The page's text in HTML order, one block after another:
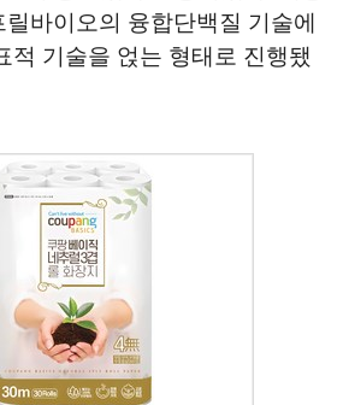
바이오의 융합단백질 기술에
적 기술을 얹는 형태로 진행됐